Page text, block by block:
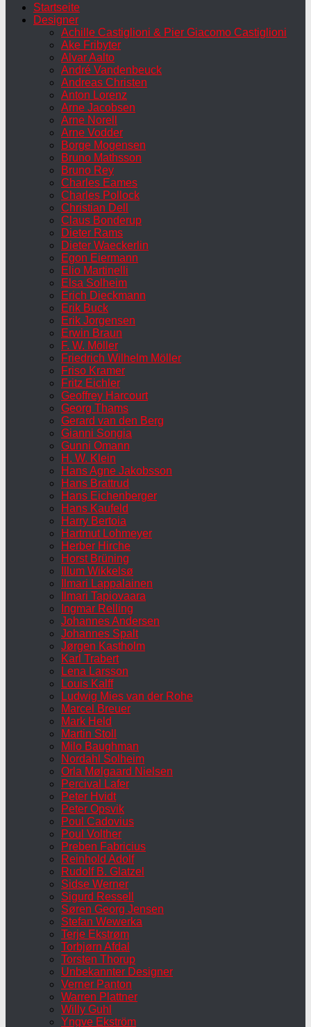
Startseite
Designer
Achille Castiglioni & Pier Giacomo Castiglioni
Ake Fribyter
Alvar Aalto
André Vandenbeuck
Andreas Christen
Anton Lorenz
Arne Jacobsen
Arne Norell
Arne Vodder
Borge Mogensen
Bruno Mathsson
Bruno Rey
Charles Eames
Charles Pollock
Christian Dell
Claus Bonderup
Dieter Rams
Dieter Waeckerlin
Egon Eiermann
Elio Martinelli
Elsa Solheim
Erich Dieckmann
Erik Buck
Erik Jorgensen
Erwin Braun
F. W. Möller
Friedrich Wilhelm Möller
Friso Kramer
Fritz Eichler
Geoffrey Harcourt
Georg Thams
Gerard van den Berg
Gianni Songia
Gunni Omann
H. W. Klein
Hans Agne Jakobsson
Hans Brattrud
Hans Eichenberger
Hans Kaufeld
Harry Bertoia
Hartmut Lohmeyer
Herber Hirche
Horst Brüning
Illum Wikkelsø
Ilmari Lappalainen
Ilmari Tapiovaara
Ingmar Relling
Johannes Andersen
Johannes Spalt
Jørgen Kastholm
Karl Trabert
Lena Larsson
Louis Kalff
Ludwig Mies van der Rohe
Marcel Breuer
Mark Held
Martin Stoll
Milo Baughman
Nordahl Solheim
Orla Mølgaard Nielsen
Percival Lafer
Peter Hvidt
Peter Opsvik
Poul Cadovius
Poul Volther
Preben Fabricius
Reinhold Adolf
Rudolf B. Glatzel
Sidse Werner
Sigurd Ressell
Søren Georg Jensen
Stefan Wewerka
Terje Ekstrøm
Torbjørn Afdal
Torsten Thorup
Unbekannter Designer
Verner Panton
Warren Plattner
Willy Guhl
Yngve Ekström